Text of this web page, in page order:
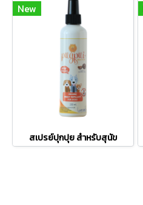
New
สเปรย์ปุกปุย สำหรับสุนัข